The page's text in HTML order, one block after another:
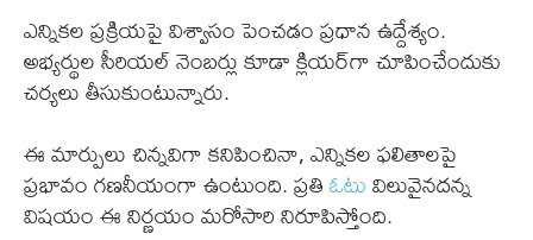
ఎన్నికల ప్రక్రియపై విశ్వాసం పెంచడం ప్రధాన ఉద్దేశ్యం.
అభ్యర్థుల సీరియల్ నెంబర్లు కూడా క్లియర్‌గా చూపించేందుకు
చర్యలు తీసుకుంటున్నారు.
ఈ మార్పులు చిన్నవిగా కనిపించినా, ఎన్నికల ఫలితాలపై
ప్రభావం గణనీయంగా ఉంటుంది. ప్రతిఓటువిలువైనదన్న
విషయం ఈ నిర్ణయం మరోసారి నిరూపిస్తోంది.